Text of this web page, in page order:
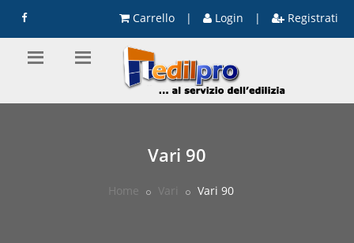
Carrello | Login | Registrati
Vari 90
Home Vari Vari 90